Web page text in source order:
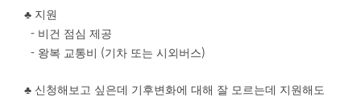
♣ 지원
- 비건 점심 제공
- 왕복 교통비 (기차 또는 시외버스)
♣ 신청해보고 싶은데 기후변화에 대해 잘 모르는데 지원해도